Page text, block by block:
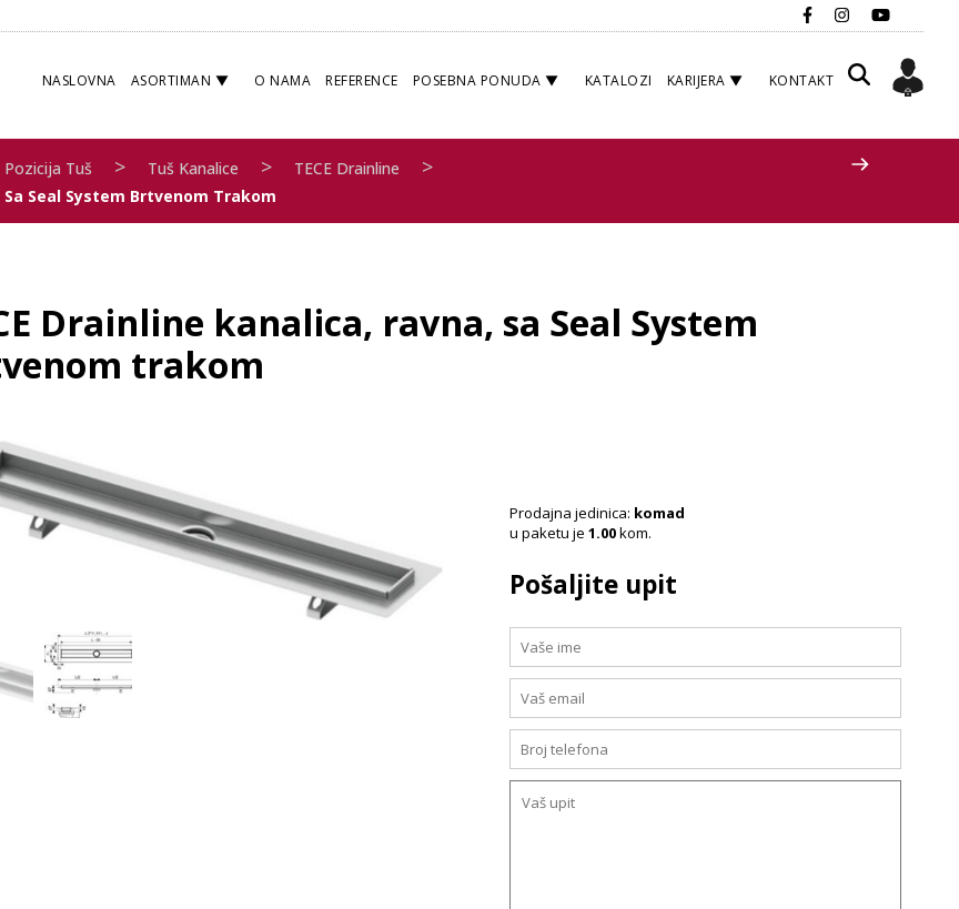
NASLOVNA ASORTIMAN O NAMA REFERENCE POSEBNA PONUDA KATALOZI KARIJERA KONTAKT
Pozicija Tuš > Tuš Kanalice > TECE Drainline >
Sa Seal System Brtvenom Trakom
Drainline kanalica, ravna, sa Seal System
trakom
Prodajna jedinica: komad
u paketu je1.00kom.
Pošaljite upit